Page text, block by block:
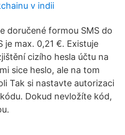
v indii
doručené formou SMS do
je max. 0,21 €. Existuje
cizího hesla účtu na
sice heslo, ale na tom
Tak si nastavte autorizaci
Dokud nevložíte kód,